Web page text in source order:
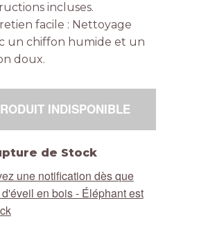
incluses.
facile : Nettoyage
un chiffon humide et un
doux.
INDISPONIBLE
de Stock
une notification dès que
en bois - Éléphant est